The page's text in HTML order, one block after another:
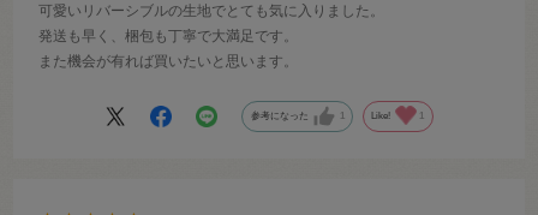
可愛いリバーシブルの生地でとても気に入りました。
発送も早く、梱包も丁寧で大満足です。
また機会が有れば買いたいと思います。
参考になった 1 Like! 1